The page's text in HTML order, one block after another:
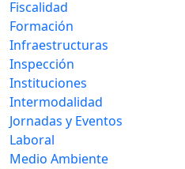
Fiscalidad
Formación
Infraestructuras
Inspección
Instituciones
Intermodalidad
Jornadas y Eventos
Laboral
Medio Ambiente